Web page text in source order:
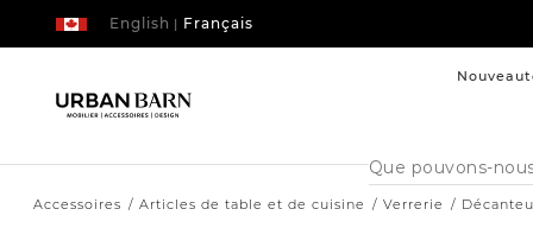
| Français
English
Cataloque
de
recherche
Accessoires Articles de table et de cuisine Verrerie